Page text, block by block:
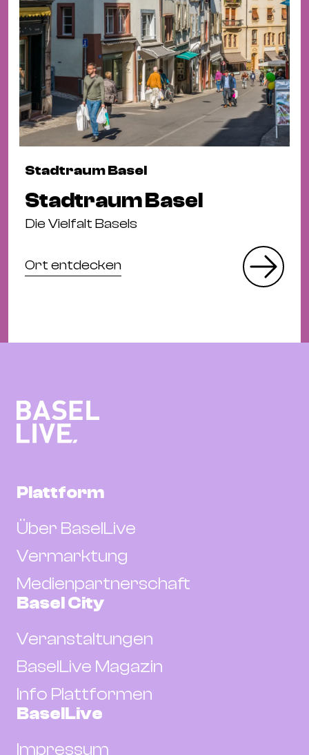
Stadtraum Basel
Stadtraum Basel
Die Vielfalt Basels
Ort entdecken
Plattform
Über BaselLive
Vermarktung
Medienpartnerschaft
Basel City
Veranstaltungen
BaselLive Magazin
Info Plattformen
BaselLive
Impressum